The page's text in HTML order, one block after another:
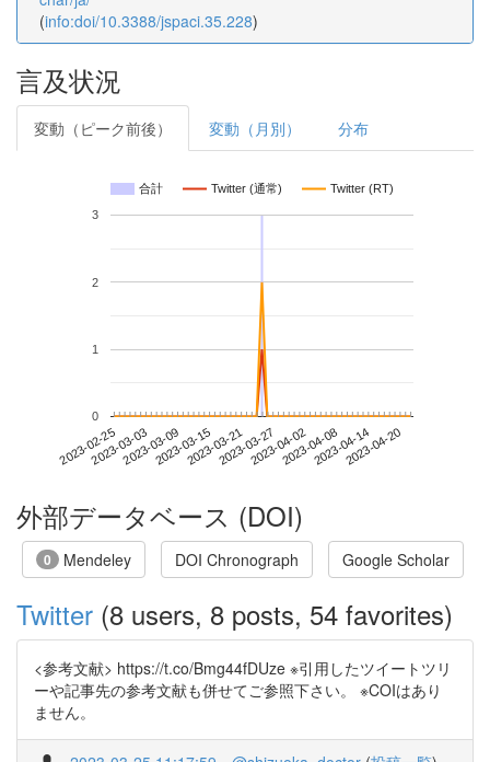
(info:doi/10.3388/jspaci.35.228)
言及状況
変動（ピーク前後） 変動（月別） 分布
合計 Twitter (通常) Twitter (RT)
2023-02-252023-03-032023-03-092023-03-152023-03-212023-03-272023-04-022023-04-082023-04-142023-04-20
0
1
2
3
外部データベース (DOI)
0 Mendeley DOI Chronograph Google Scholar
Twitter (8 users, 8 posts, 54 favorites)
<参考文献> https://t.co/Bmg44fDUze ※引用したツイートツリ
ーや記事先の参考文献も併せてご参照下さい。 ※COIはあり
ません。